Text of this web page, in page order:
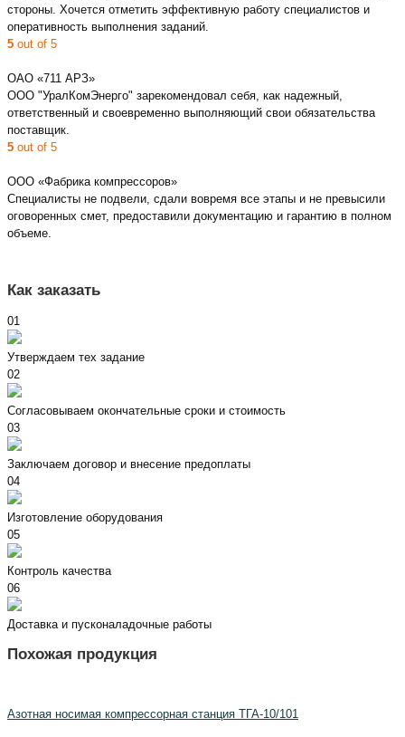
стороны. Хочется отметить эффективную работу специалистов и
оперативность выполнения заданий.
5 out of 5
ОАО «711 АРЗ»
ООО "УралКомЭнерго" зарекомендовал себя, как надежный,
ответственный и своевременно выполняющий свои обязательства
поставщик.
5 out of 5
ООО «Фабрика компрессоров»
Специалисты не подвели, сдали вовремя все этапы и не превысили
оговоренных смет, предоставили документацию и гарантию в полном
объеме.
Как заказать
01
Утверждаем тех задание
02
Согласовываем окончательные сроки и стоимость
03
Заключаем договор и внесение предоплаты
04
Изготовление оборудования
05
Контроль качества
06
Доставка и пусконаладочные работы
Похожая продукция
Азотная носимая компрессорная станция ТГА-10/101